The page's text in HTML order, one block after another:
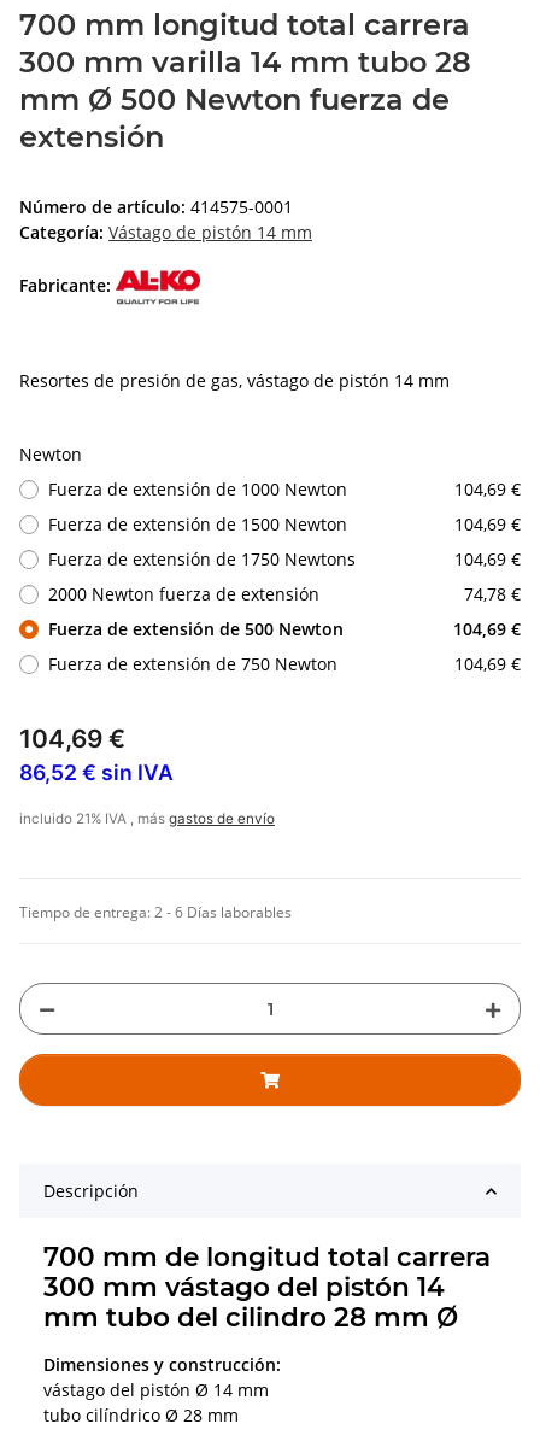
700 mm longitud total carrera
300 mm varilla 14 mm tubo 28
mm Ø 500 Newton fuerza de
extensión
Número de artículo: 414575-0001
Categoría: Vástago de pistón 14 mm
Fabricante:
Resortes de presión de gas, vástago de pistón 14 mm
Newton
Fuerza de extensión de 1000 Newton
104,69 €
Fuerza de extensión de 1500 Newton
104,69 €
Fuerza de extensión de 1750 Newtons
104,69 €
2000 Newton fuerza de extensión
74,78 €
Fuerza de extensión de 500 Newton
104,69 €
Fuerza de extensión de 750 Newton
104,69 €
104,69 €
86,52 € sin IVA
incluido 21% IVA , más gastos de envío
Tiempo de entrega:2 - 6 Días laborables
Descripción
700 mm de longitud total carrera
300 mm vástago del pistón 14
mm tubo del cilindro 28 mm Ø
Dimensiones y construcción:
vástago del pistón Ø 14 mm
tubo cilíndrico Ø 28 mm